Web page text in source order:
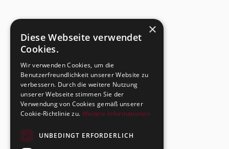
×
Diese Webseite verwendet
Cookies.
Wir verwenden Cookies, um die
Benutzerfreundlichkeit unserer Website zu
verbessern. Durch die weitere Nutzung
unserer Webseite stimmen Sie der
Verwendung von Cookies gemäß unserer
Cookie-Richtlinie zu. Weitere Informationen
UNBEDINGT ERFORDERLICH